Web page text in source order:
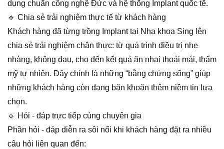
dụng chuẩn công nghệ Đức và hệ thống Implant quốc tế.
🔹 Chia sẻ trải nghiệm thực tế từ khách hàng
Khách hàng đã từng trồng Implant tại Nha khoa Sing lên
chia sẻ trải nghiệm chân thực: từ quá trình điều trị nhẹ
nhàng, không đau, cho đến kết quả ăn nhai thoải mái, thẩm
mỹ tự nhiên. Đây chính là những “bằng chứng sống” giúp
những khách hàng còn đang băn khoăn thêm niềm tin lựa
chọn.
🔹 Hỏi - đáp trực tiếp cùng chuyên gia
Phần hỏi - đáp diễn ra sôi nổi khi khách hàng đặt ra nhiều
câu hỏi liên quan đến: